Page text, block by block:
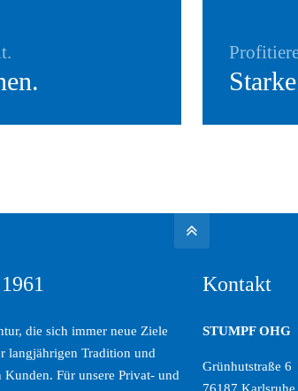
Auf Grundlage
allen
die sich immer neue Ziele
langjährigen Tradition und
Für unsere Privat- und
Kontakt
STUMPF OHG
Grünhutstraße 6